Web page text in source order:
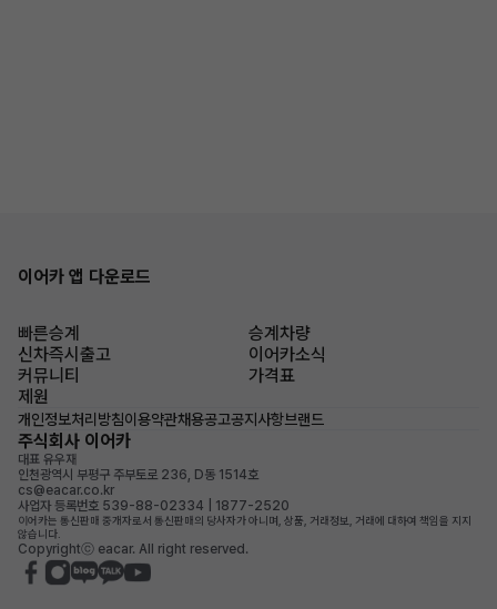
이어카 앱 다운로드
빠른승계
승계차량
신차즉시출고
이어카소식
커뮤니티
가격표
제원
개인정보처리방침이용약관채용공고공지사항브랜드
주식회사 이어카
대표 유우재
인천광역시 부평구 주부토로 236, D동 1514호
cs@eacar.co.kr
사업자 등록번호 539-88-02334 | 1877-2520
이어카는 통신판매 중개자로서 통신판매의 당사자가 아니며, 상품, 거래정보, 거래에 대하여 책임을 지지
않습니다.
Copyrightⓒ eacar. All right reserved.